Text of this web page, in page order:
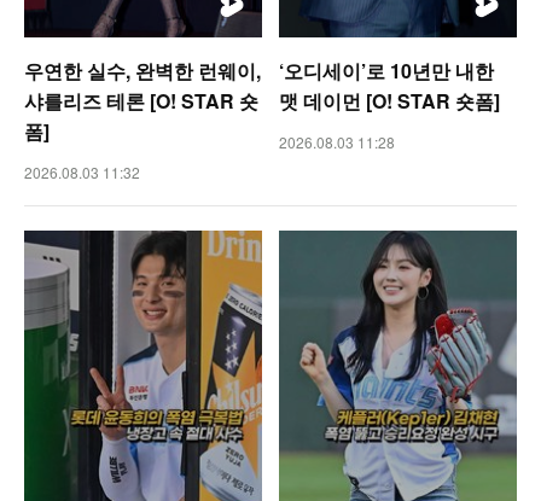
우연한 실수, 완벽한 런웨이,
샤를리즈 테론 [O! STAR 숏
폼]
2026.08.03 11:32
‘오디세이’로 10년만 내한
맷 데이먼 [O! STAR 숏폼]
2026.08.03 11:28